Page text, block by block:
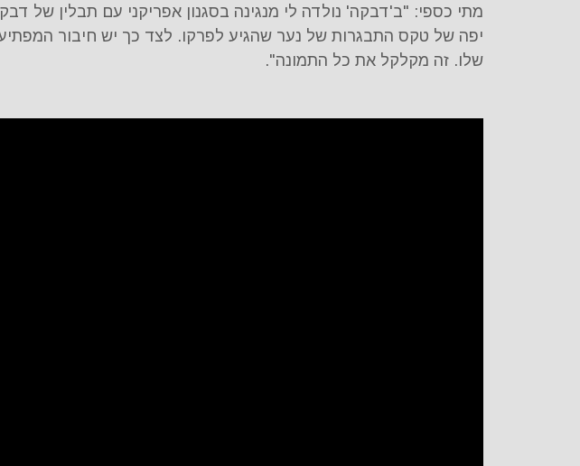
מתי כספי: "ב'דבקה' נולדה לי מנגינה בסגנון אפריקני עם תבלין של
יפה של טקס התבגרות של נער שהגיע לפרקו. לצד כך יש חיבור
שלו. זה מקלקל את כל התמונה".